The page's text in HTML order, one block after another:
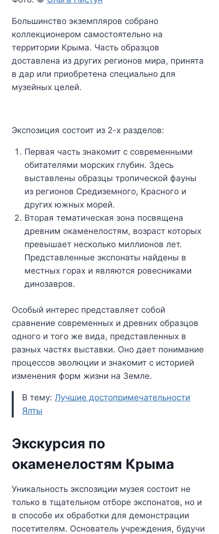
Большинство экземпляров собрано
коллекционером самостоятельно на
территории Крыма. Часть образцов
доставлена из других регионов мира, принята
в дар или приобретена специально для
музейных целей.
Экспозиция состоит из 2-х разделов:
Первая часть знакомит с современными
обитателями морских глубин. Здесь
выставлены образцы тропической фауны
из регионов Средиземного, Красного и
других южных морей.
Вторая тематическая зона посвящена
древним окаменелостям, возраст которых
превышает несколько миллионов лет.
Представленные экспонаты найдены в
местных горах и являются ровесниками
динозавров.
Особый интерес представляет собой
сравнение современных и древних образцов
одного и того же вида, представленных в
разных частях выставки. Оно дает понимание
процессов эволюции и знакомит с историей
изменения форм жизни на Земле.
В тему: Лучшие достопримечательности
Ялты
Экскурсия по
окаменелостям Крыма
Уникальность экспозиции музея состоит не
только в тщательном отборе экспонатов, но и
в способе их обработки для демонстрации
посетителям. Основатель учреждения, будучи